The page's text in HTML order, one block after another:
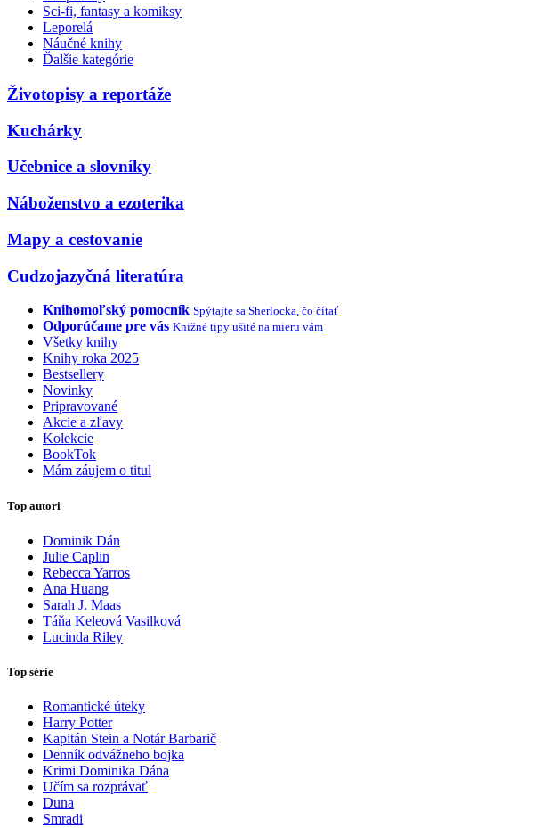
Sci-fi, fantasy a komiksy
Leporelá
Náučné knihy
Ďalšie kategórie
Životopisy a reportáže
Kuchárky
Učebnice a slovníky
Náboženstvo a ezoterika
Mapy a cestovanie
Cudzojazyčná literatúra
Knihomoľský pomocník Spýtajte sa Sherlocka, čo čítať
Odporúčame pre vás Knižné tipy ušité na mieru vám
Všetky knihy
Knihy roka 2025
Bestsellery
Novinky
Pripravované
Akcie a zľavy
Kolekcie
BookTok
Mám záujem o titul
Top autori
Dominik Dán
Julie Caplin
Rebecca Yarros
Ana Huang
Sarah J. Maas
Táňa Keleová Vasilková
Lucinda Riley
Top série
Romantické úteky
Harry Potter
Kapitán Stein a Notár Barbarič
Denník odvážneho bojka
Krimi Dominika Dána
Učím sa rozprávať
Duna
Smradi